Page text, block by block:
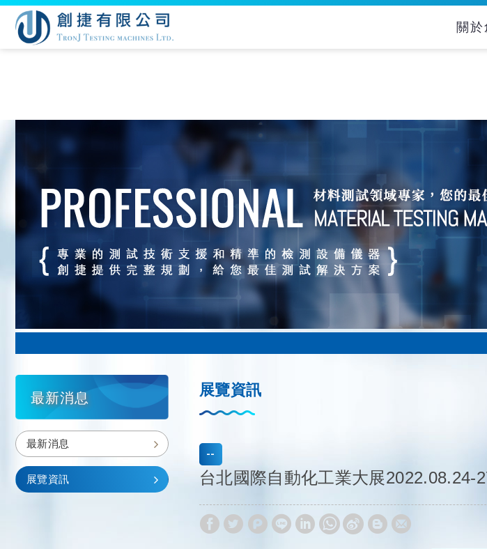
關於
最新消息
最新消息
展覽資訊
展覽資訊
台北國際自動化工業大展2022.08.24-